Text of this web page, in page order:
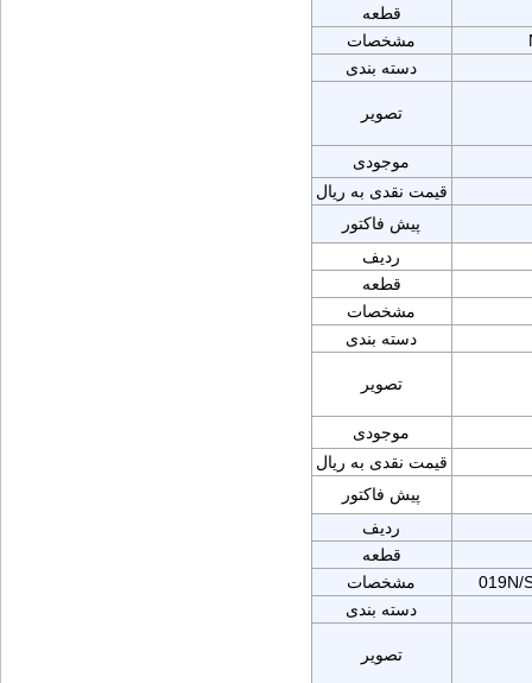
قطعه
مشخصات
دسته بندی
تصویر
موجودی
قیمت نقدی به ریال
پیش فاکتور
ردیف
قطعه
مشخصات
دسته بندی
تصویر
موجودی
قیمت نقدی به ریال
پیش فاکتور
ردیف
قطعه
مشخصات
019N/
دسته بندی
تصویر